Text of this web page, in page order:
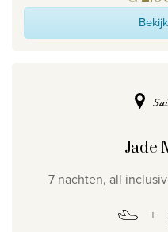
Jade
7 nachten, all